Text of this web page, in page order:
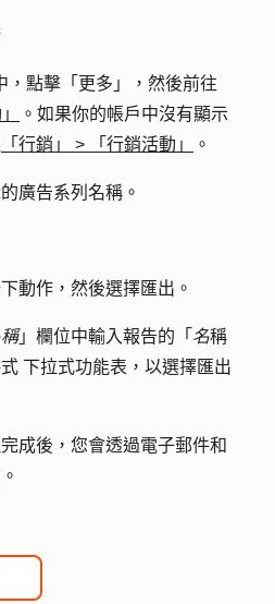
，點擊 「更多」
，然後前往
。如果你的帳戶中沒有顯示
「行銷」 > 「行銷活動」 。
廣告系列 名稱 。
動作 ，然後選擇匯出 。
」欄位中輸入報告的「 名稱
下拉式功能表，以選擇匯出
成後，您會透過電子郵件和